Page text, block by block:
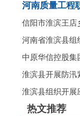
河南质量工程
信阳市淮滨王店
河南省淮滨县组
中原华信控股集
淮滨县开展防汛
淮滨县组织开展
热文推荐